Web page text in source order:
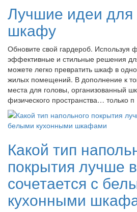
Лучшие идеи для
шкафу
Обновите свой гардероб. Используя
эффективные и стильные решения
можете легко превратить шкаф в
жилых помещений. В дополнение к
места для головы, организованный
физического пространства… только п
Какой тип
покрытия лучше
сочетается с
кухонными